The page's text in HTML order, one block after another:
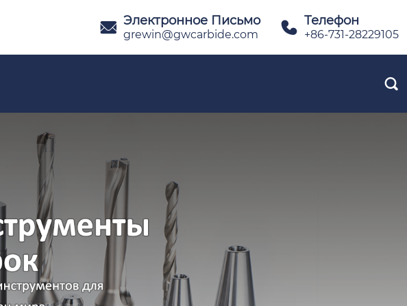
 Электронное Письмо
grewin@gwcarbide.com  Телефон
+86-731-28229105
